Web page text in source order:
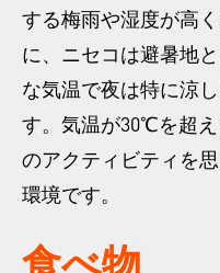
する梅雨や湿度が高
に、ニセコは避暑地
な気温で夜は特に涼
す。気温が30℃を超
のアクティビティを
環境です。
食べ物